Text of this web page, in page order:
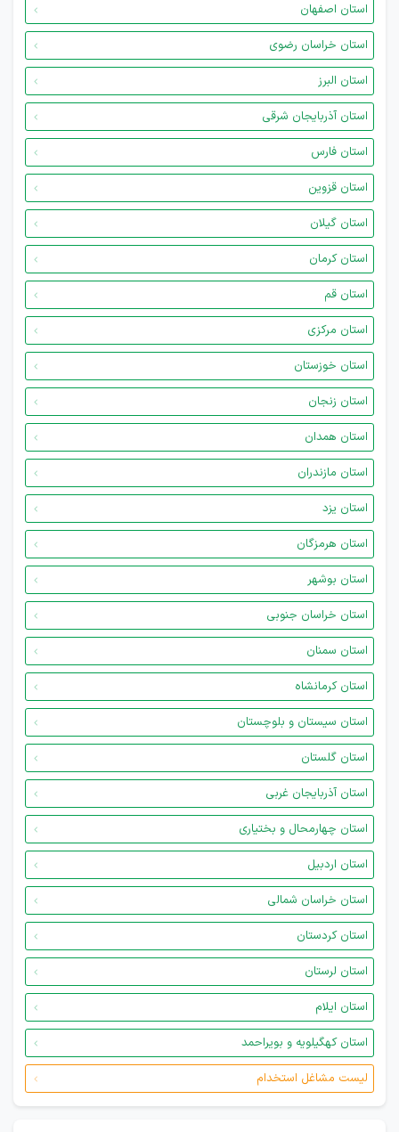
استان اصفهان
استان خراسان رضوی
استان البرز
استان آذربایجان شرقی
استان فارس
استان قزوین
استان گیلان
استان کرمان
استان قم
استان مرکزی
استان خوزستان
استان زنجان
استان همدان
استان مازندران
استان یزد
استان هرمزگان
استان بوشهر
استان خراسان جنوبی
استان سمنان
استان کرمانشاه
استان سیستان و بلوچستان
استان گلستان
استان آذربایجان غربی
استان چهارمحال و بختیاری
استان اردبیل
استان خراسان شمالی
استان کردستان
استان لرستان
استان ایلام
استان کهگیلویه و بویراحمد
لیست مشاغل استخدام